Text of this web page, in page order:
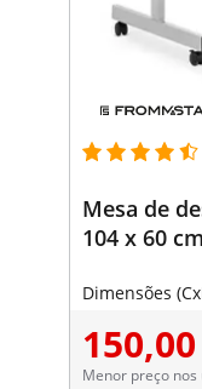
Mesa de
104 x 60
Dimensões
Menor preço